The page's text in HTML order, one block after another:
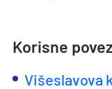
Korisne
Višeslavova